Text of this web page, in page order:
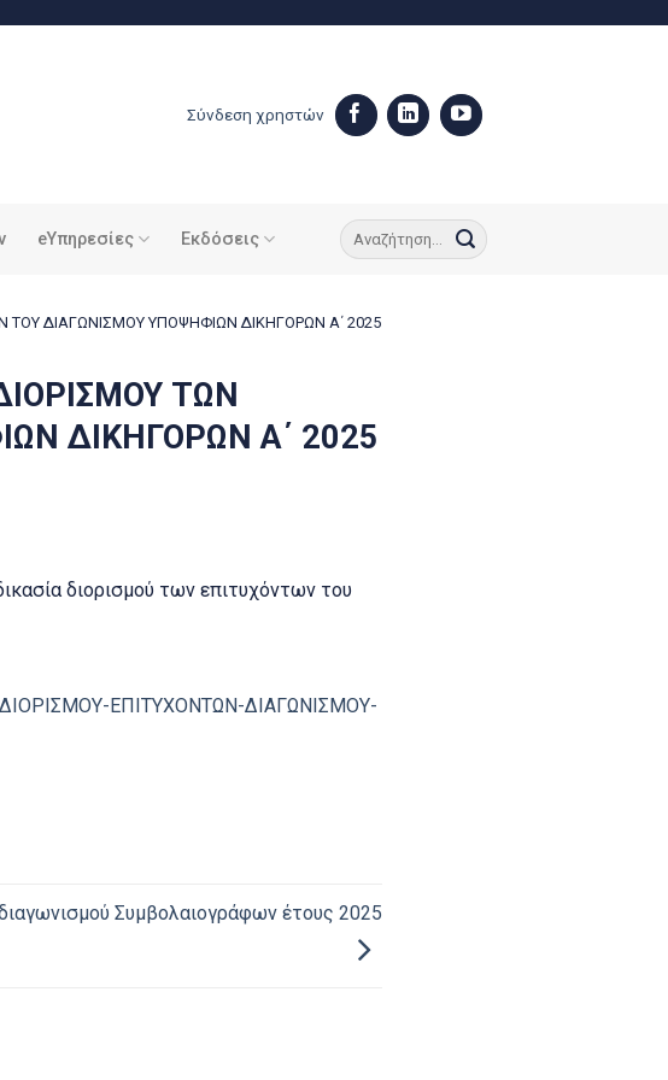
Σύνδεση χρηστών
eΥπηρεσίες Εκδόσεις
ΤΟΥ ΔΙΑΓΩΝΙΣΜΟΥ ΥΠΟΨΗΦΙΩΝ ΔΙΚΗΓΟΡΩΝ Α΄ 2025
ΤΩΝ
ΔΙΚΗΓΟΡΩΝ Α΄ 2025
διορισμού των επιτυχόντων του
ΕΠΙΤΥΧΟΝΤΩΝ-ΔΙΑΓΩΝΙΣΜΟΥ-
Συμβολαιογράφων έτους 2025